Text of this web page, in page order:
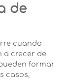
de
cuando
a crecer de
formar
casos,